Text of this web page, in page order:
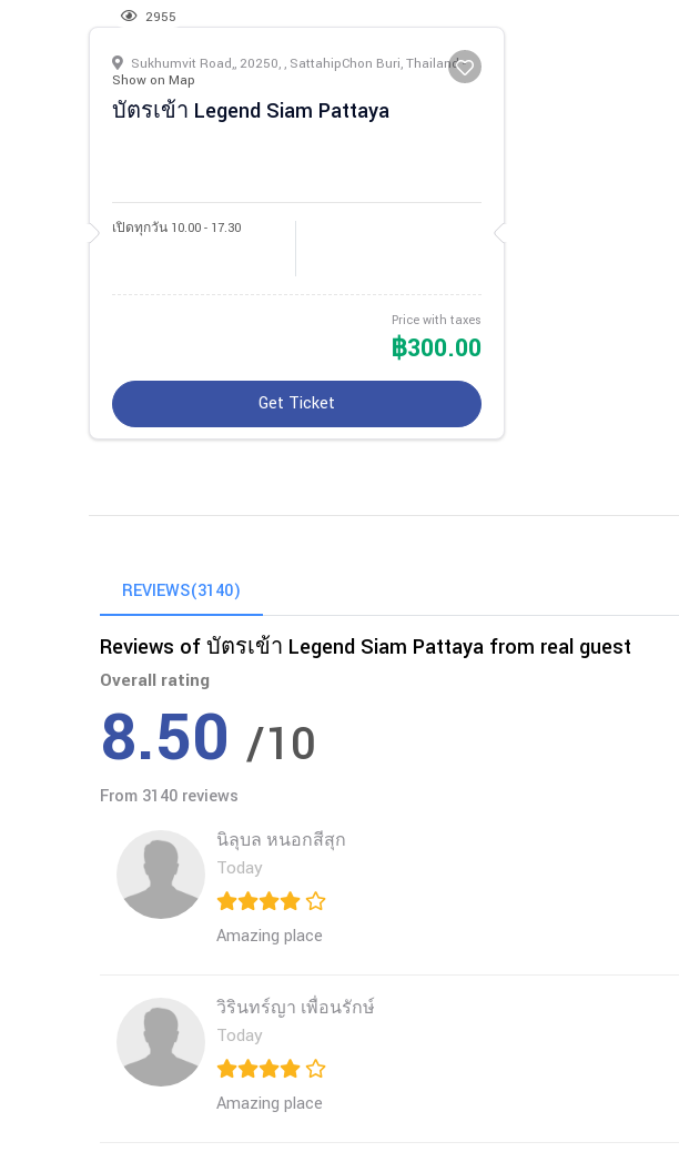
2955
Sukhumvit Road,, 20250, , SattahipChon Buri, Thailand -
Show on Map
บัตรเข้า Legend Siam Pattaya
เปิดทุกวัน 10.00 - 17.30
Price with taxes
฿300.00
Get Ticket
REVIEWS(3140)
Reviews of บัตรเข้า Legend Siam Pattaya from real guest
Overall rating
8.50 /10
From 3140 reviews
นิลุบล หนอกสีสุก
Today
Amazing place
วิรินทร์ญา เพื่อนรักษ์
Today
Amazing place